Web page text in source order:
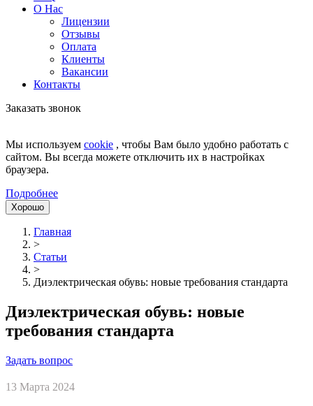
О Нас
Лицензии
Отзывы
Оплата
Клиенты
Вакансии
Контакты
Заказать звонок
Мы используем cookie , чтобы Вам было удобно работать с
сайтом. Вы всегда можете отключить их в настройках
браузера.
Подробнее
Хорошо
Главная
>
Статьи
>
Диэлектрическая обувь: новые требования стандарта
Диэлектрическая обувь: новые
требования стандарта
Задать вопрос
13 Марта 2024